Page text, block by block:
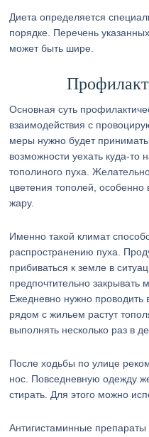
Диета определяется
порядке. Перечень
может быть шире.
Основная суть
взаимодействия с
меры нужно будет
возможности уехать куда-то
тополиного пуха.
цветения тополей, особенно
жару.
Именно такой климат
распространению пуха.
прибиваться к земле в
предпочтительно закрывать
Ежедневно нужно проводить
рядом с жильем растут
выполнять несколько раз в
После ходьбы по улице
нос. Повседневную одежду
стирать. Для этого можно
Антигистаминные